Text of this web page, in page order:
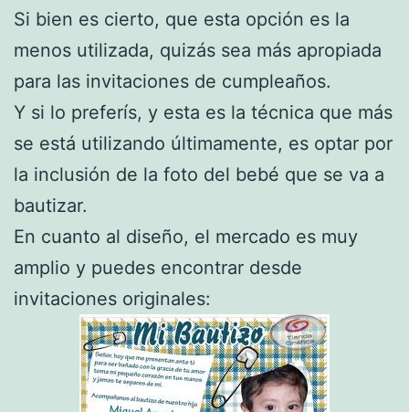
Si bien es cierto, que esta opción es la
menos utilizada, quizás sea más apropiada
para las invitaciones de cumpleaños.
Y si lo preferís, y esta es la técnica que más
se está utilizando últimamente, es optar por
la inclusión de la foto del bebé que se va a
bautizar.
En cuanto al diseño, el mercado es muy
amplio y puedes encontrar desde
invitaciones originales: